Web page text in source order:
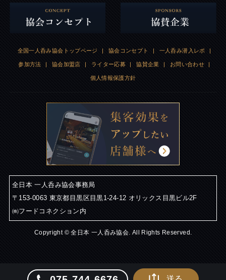
全国一人呑み協会トップページ 協会コンセプト 一人呑み潜入レポ
参加方法 協会加盟店 ライター応募 協賛企業 お問い合わせ
個人情報保護方針
全日本 一人呑み協会事務局
〒153-0063 東京都目黒区目黒1-24-12 オリックス目黒ビル2F
㈱フードコネクション内
Copyright © 全日本 一人呑み協会. All Rights Reserved.